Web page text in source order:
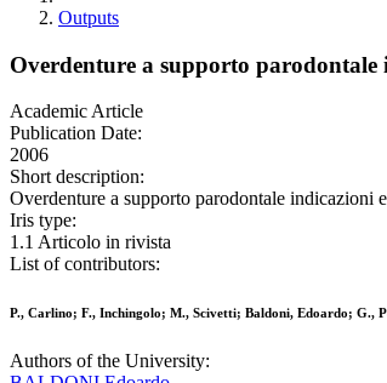
Outputs
Overdenture a supporto parodontale
Academic Article
Publication Date:
2006
Short description:
Overdenture a supporto parodontale
Iris type:
1.1 Articolo in rivista
List of contributors:
P., Carlino; F., Inchingolo; M., Scivetti; Baldoni, Edoardo; G.,
Authors of the University: